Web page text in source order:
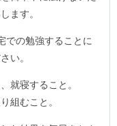
ます。
での勉強することに
い。
就寝すること。
組むこと。